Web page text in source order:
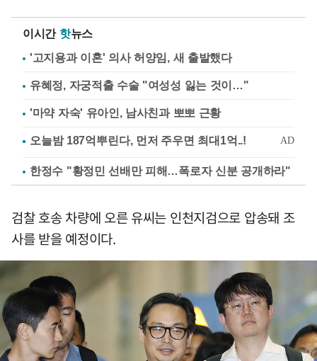
이시간 핫뉴스
'고지용과 이혼' 의사 허양임, 새 출발했다
유혜정, 자궁적출 수술 "여성성 잃는 것이…"
'마약 자숙' 유아인, 남사친과 뽀뽀 근황
한정수 "황정민 선배만 피해…폭로자 신분 공개하라"
검찰 호송 차량에 오른 유씨는 인천지검으로 압송돼 조
사를 받을 예정이다.